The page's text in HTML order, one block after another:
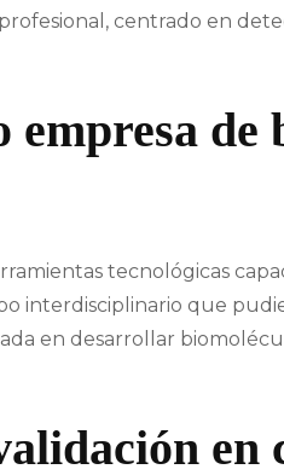
centrado en
de
tecnológicas
interdisciplinario que
en desarrollar
en